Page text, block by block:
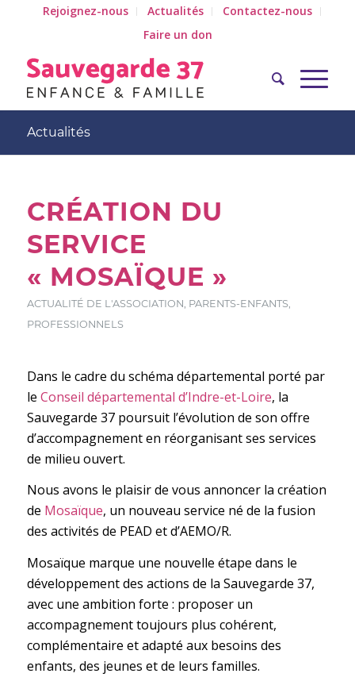
Rejoignez-nous Actualités
Contactez-nous
Faire un don
Actualités
CRÉATION DU
SERVICE
« MOSAÏQUE »
ACTUALITÉ DE L'ASSOCIATION, PARENTS-ENFANTS,
PROFESSIONNELS
Dans le cadre du schéma départemental porté par
le Conseil départemental d’Indre-et-Loire, la
Sauvegarde 37 poursuit l’évolution de son offre
d’accompagnement en réorganisant ses services
de milieu ouvert.
Nous avons le plaisir de vous annoncer la création
de Mosaïque, un nouveau service né de la fusion
des activités de PEAD et d’AEMO/R.
Mosaïque marque une nouvelle étape dans le
développement des actions de la Sauvegarde 37,
avec une ambition forte : proposer un
accompagnement toujours plus cohérent,
complémentaire et adapté aux besoins des
enfants, des jeunes et de leurs familles.